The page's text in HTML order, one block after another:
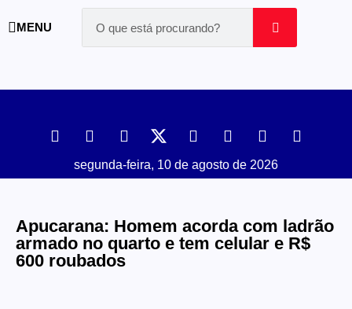
MENU
segunda-feira, 10 de agosto de 2026
Apucarana: Homem acorda com ladrão
armado no quarto e tem celular e R$
600 roubados